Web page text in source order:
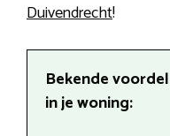
Duivendrecht!
Bekende
in je woning: